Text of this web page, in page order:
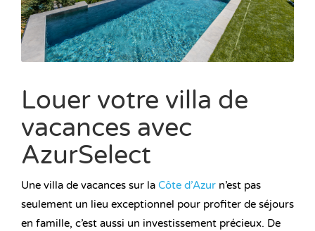
Louer votre villa de
vacances avec
AzurSelect
Une villa de vacances sur la Côte d’Azur n’est pas
seulement un lieu exceptionnel pour profiter de séjours
en famille, c’est aussi un investissement précieux. De